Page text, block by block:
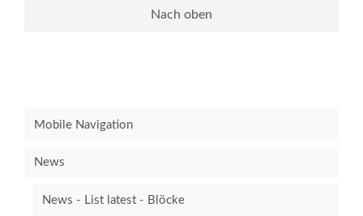
Nach oben
Mobile Navigation
News
News - List latest - Blöcke